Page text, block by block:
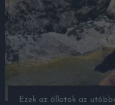
Ezek az állatok az